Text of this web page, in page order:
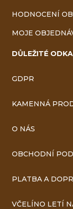
HODNOCENÍ
MOJE
DŮLEŽITÉ
GDPR
KAMENNÁ
O NÁS
OBCHODNÍ
PLATBA A
VČELÍNO LETÍ